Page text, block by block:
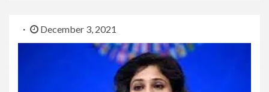
December 3, 2021